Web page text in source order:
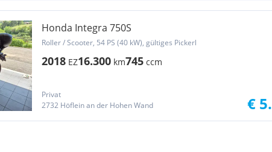
Honda Integra 750S
Roller / Scooter, 54 PS (40 kW), gültiges Pickerl
2018 EZ16.300 km745 ccm
Privat
2732 Höflein an der Hohen Wand
€